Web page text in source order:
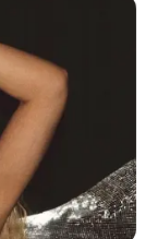
casamento.